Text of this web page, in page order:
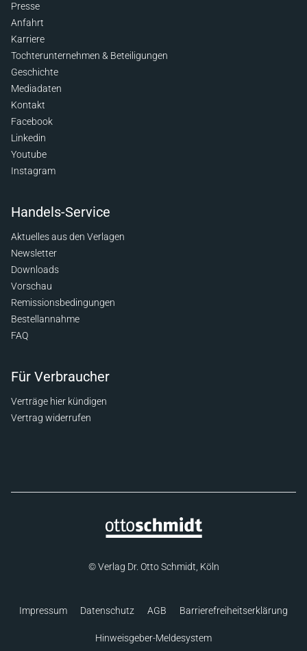
Presse
Anfahrt
Karriere
Tochterunternehmen & Beteiligungen
Geschichte
Mediadaten
Kontakt
Facebook
Linkedin
Youtube
Instagram
Handels-Service
Aktuelles aus den Verlagen
Newsletter
Downloads
Vorschau
Remissionsbedingungen
Bestellannahme
FAQ
Für Verbraucher
Verträge hier kündigen
Vertrag widerrufen
© Verlag Dr. Otto Schmidt, Köln
Impressum Datenschutz AGB Barrierefreiheitserklärung
Hinweisgeber-Meldesystem